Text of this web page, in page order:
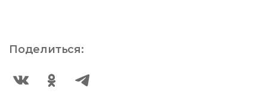
Поделиться: